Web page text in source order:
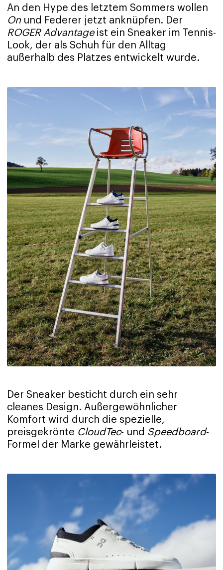
An den Hype des letztem Sommers wollen
Onund Federer jetzt anknüpfen. Der
ROGER Advantageist ein Sneaker im Tennis-
Look, der als Schuh für den Alltag
außerhalb des Platzes entwickelt wurde.
Der Sneaker besticht durch ein sehr
cleanes Design. Außergewöhnlicher
Komfort wird durch die spezielle,
preisgekrönte CloudTec- und Speedboard-
Formel der Marke gewährleistet.